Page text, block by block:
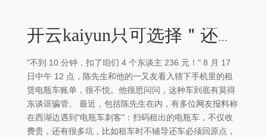
开云kaiyun只可选择＂还车＂或＂续租＂-kaiyun网页登陆入口
"不到 10 分钟，扣了咱们 4 个东谈主 236 元！" 8 月 17
日中午 12 点，陈先生和他的一又友看入辖下手机里的租
赁电瓶车账单，很不悦。他很思问问，这种车到底有莫得
东谈诓骗管。 最近，包括陈先生在内，有多位网友报料称
在西湖边遇到"电瓶车刺客"：扫码租出的电瓶车，不仅收
费贵，还有很多坑，比如租车时不辅导还车必须回原点，